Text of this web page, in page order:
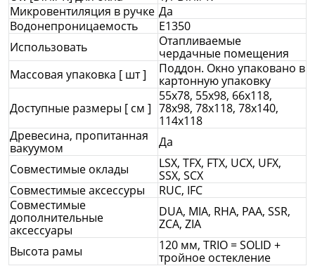
Микровентиляция в ручке Да
Водонепроницаемость
E1350
Использовать
Отапливаемые
чердачные помещения
Массовая упаковка [ шт ]
Поддон. Окно упаковано в
картонную упаковку
Доступные размеры [ см ]
55x78, 55x98, 66x118,
78x98, 78x118, 78x140,
114x118
Древесина, пропитанная
вакуумом
Да
Совместимые оклады
LSX, TFX, FTX, UCX, UFX,
SSX, SCX
Совместимые аксессуры
RUC, IFC
Совместимые
дополнительные
аксессуары
DUA, MIA, RHA, PAA, SSR,
ZCA, ZIA
Высота рамы
120 мм, TRIO = SOLID +
тройное остекление